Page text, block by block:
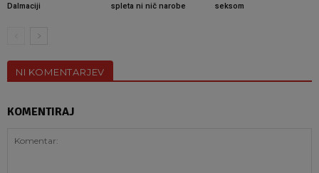
Dalmaciji
spleta ni nič narobe
seksom
NI KOMENTARJEV
KOMENTIRAJ